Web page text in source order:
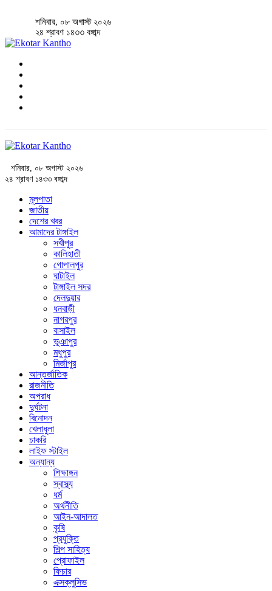
শনিবার, ০৮ অগাস্ট ২০২৬
২৪ শ্রাবণ ১৪৩৩ বঙ্গাব্দ
শনিবার, ০৮ অগাস্ট ২০২৬
২৪ শ্রাবণ ১৪৩৩ বঙ্গাব্দ
মূলপাতা
জাতীয়
দেশের খবর
আমাদের টাঙ্গাইল
সখীপুর
কালিহাতী
গোপালপুর
ঘাটাইল
টাঙ্গাইল সদর
দেলদুয়ার
ধনবাড়ী
নাগরপুর
বাসাইল
ভূঞাপুর
মধুপুর
মির্জাপুর
আন্তর্জাতিক
রাজনীতি
অপরাধ
দুর্ঘটনা
বিনোদন
খেলাধুলা
চাকরি
লাইফ স্টাইল
অন্যান্য
শিক্ষাঙ্গন
স্বাস্থ্য
ধর্ম
অর্থনীতি
আইন-আদালত
কৃষি
প্রযুক্তি
শিল্প সাহিত্য
প্রোফাইল
ফিচার
এক্সক্লুসিভ